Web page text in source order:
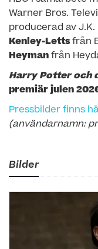
Warner Bros.
producerad av J.K.
Kenley-Lettsfrån
Heyman från
Harry Potter och
premiär julen
Pressbilder finns
(användarnamn:
Bilder